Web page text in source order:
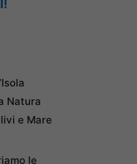
Natura
e Mare
le